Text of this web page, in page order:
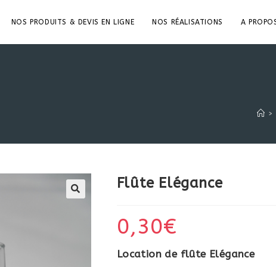
NOS PRODUITS & DEVIS EN LIGNE NOS RÉALISATIONS A
>
Flûte Elégance
0,30€
Location de flûte Elégance